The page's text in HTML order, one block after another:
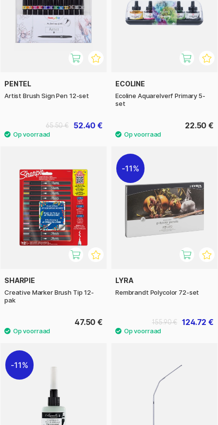
PENTEL
Artist Brush Sign Pen 12-set
52.40 €
65.50 €
ECOLINE
Ecoline Aquarelverf Primary 5-
set
22.50 €
SHARPIE
Creative Marker Brush Tip 12-
pak
47.50 €
11%
LYRA
Rembrandt Polycolor 72-set
124.72 €
155.90 €
11%